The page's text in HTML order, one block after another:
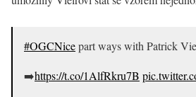
#OGCNicepart ways with Patrick
➡️https://t.co/1AlfRkru7B